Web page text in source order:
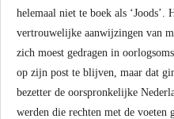
helemaal niet te boek als ‘Joods’.
vertrouwelijke aanwijzingen van
zich moest gedragen in
op zijn post te blijven, maar dat
bezetter de oorspronkelijke
werden die rechten met de voeten